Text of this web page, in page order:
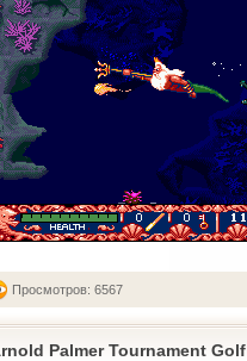
Просмотров: 6567
Palmer Tournament Golf